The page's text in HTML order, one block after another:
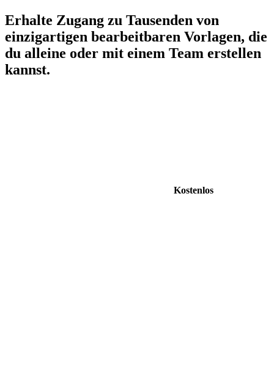
Erhalte Zugang zu Tausenden von
einzigartigen bearbeitbaren Vorlagen, die
du alleine oder mit einem Team erstellen
kannst.
Kostenlos